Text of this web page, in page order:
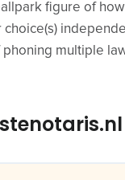
figure of
phoning multiple